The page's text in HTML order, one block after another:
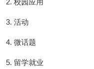
2. 校园应用
3. 活动
4. 微话题
5. 留学就业